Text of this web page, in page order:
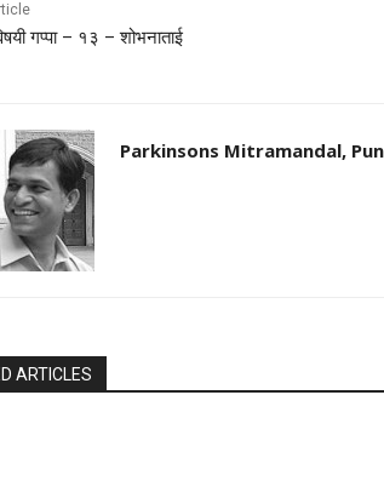
गप्पा – १३ – शोभनाताई
Parkinsons Mitramandal,
ARTICLES